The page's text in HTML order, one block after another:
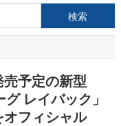
索:
予定の新型
レイバック」
フィシャル